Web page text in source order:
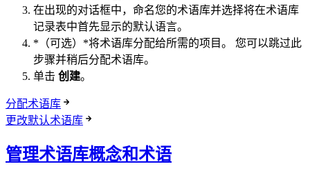
在出现的对话框中，命名您的术语库并选择将在术语库
记录表中首先显示的默认语言。
*（可选）*将术语库分配给所需的项目。 您可以跳过此
步骤并稍后分配术语库。
单击 创建。
分配术语库
更改默认术语库
管理术语库概念和术语